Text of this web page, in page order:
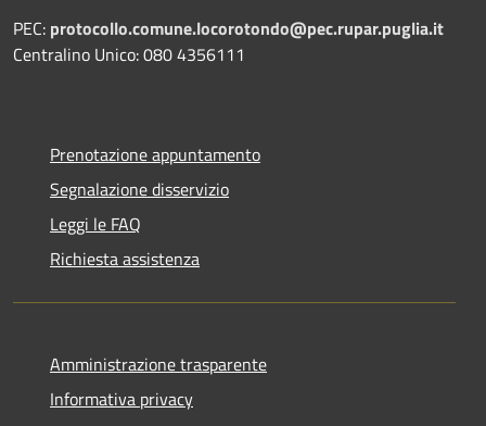
PEC: protocollo.comune.locorotondo@pec.rupar.puglia.it
Centralino Unico: 080 4356111
Prenotazione appuntamento
Segnalazione disservizio
Leggi le FAQ
Richiesta assistenza
Amministrazione trasparente
Informativa privacy